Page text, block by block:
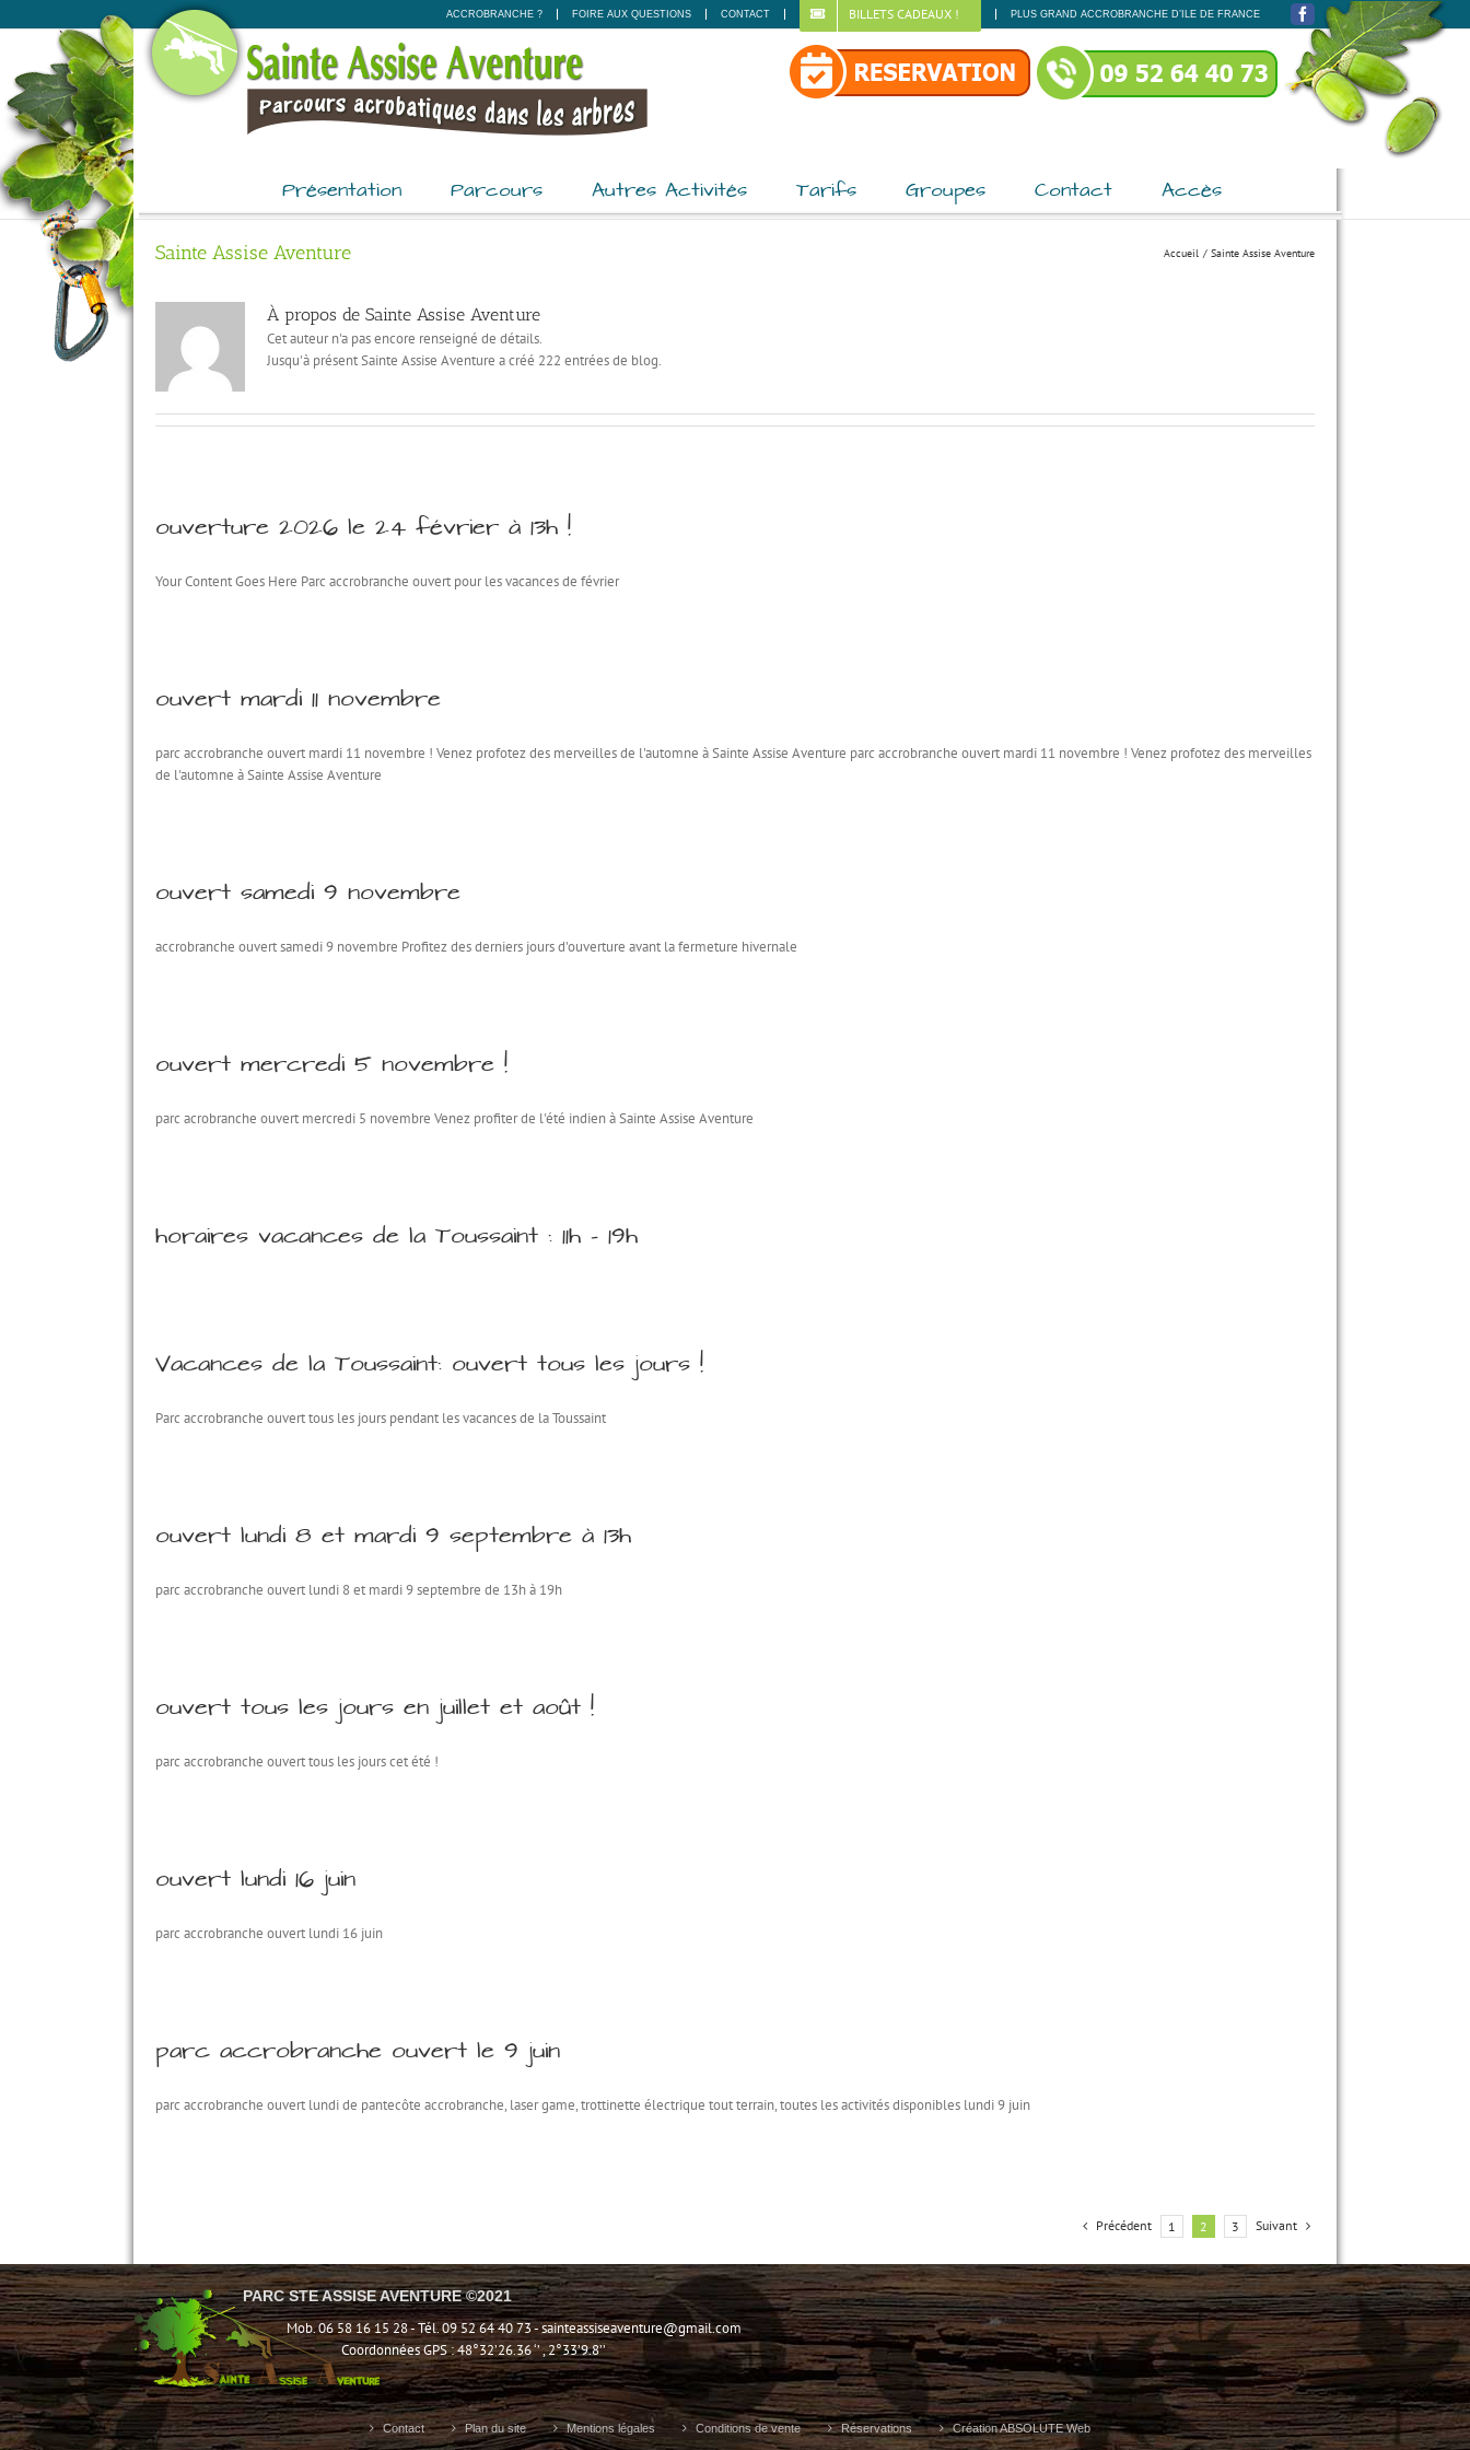
au
ACCROBRANCHE ? FOIRE AUX QUESTIONS CONTACT BILLETS CADEAUX ! PLUS GRAND ACCROBRANCHE D’ILE DE FRANCE Facebook
Présentation Parcours Autres Activités Tarifs Groupes Contact Accès
Sainte Assise Aventure Accueil Sainte Assise Aventure
À propos de Sainte Assise Aventure
Cet auteur n'a pas encore renseigné de détails.
Jusqu'à présent Sainte Assise Aventure a créé 222 entrées de blog.
ouverture 2026 le 24 février à 13h !
Your Content Goes Here Parc accrobranche ouvert pour les vacances de février
ouvert mardi 11 novembre
parc accrobranche ouvert mardi 11 novembre ! Venez profotez des merveilles de l'automne à Sainte Assise Aventure parc accrobranche ouvert mardi 11 novembre ! Venez profotez des merveilles
de l'automne à Sainte Assise Aventure
ouvert samedi 9 novembre
accrobranche ouvert samedi 9 novembre Profitez des derniers jours d'ouverture avant la fermeture hivernale
ouvert mercredi 5 novembre !
parc acrobranche ouvert mercredi 5 novembre Venez profiter de l'été indien à Sainte Assise Aventure
horaires vacances de la Toussaint : 11h – 19h
Vacances de la Toussaint: ouvert tous les jours !
Parc accrobranche ouvert tous les jours pendant les vacances de la Toussaint
ouvert lundi 8 et mardi 9 septembre à 13h
parc accrobranche ouvert lundi 8 et mardi 9 septembre de 13h à 19h
ouvert tous les jours en juillet et août !
parc accrobranche ouvert tous les jours cet été !
ouvert lundi 16 juin
parc accrobranche ouvert lundi 16 juin
parc accrobranche ouvert le 9 juin
parc accrobranche ouvert lundi de pantecôte accrobranche, laser game, trottinette électrique tout terrain, toutes les activités disponibles lundi 9 juin
Précédent 1 2 3 Suivant
PARC STE ASSISE AVENTURE ©2021
Mob. 06 58 16 15 28 - Tél. 09 52 64 40 73 -sainteassiseaventure@gmail.com
Coordonnées GPS : 48°32’26.36 ‘’ , 2°33’9.8’’
Contact Plan du site Mentions légales Conditions de vente Réservations Création ABSOLUTE Web